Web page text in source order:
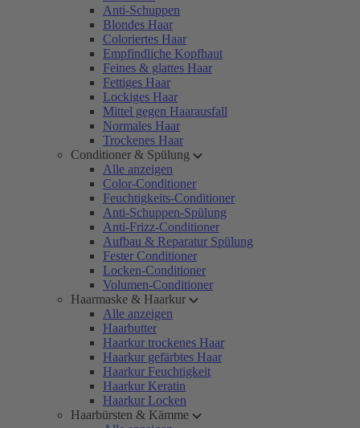
Anti-Schuppen
Blondes Haar
Coloriertes Haar
Empfindliche Kopfhaut
Feines & glattes Haar
Fettiges Haar
Lockiges Haar
Mittel gegen Haarausfall
Normales Haar
Trockenes Haar
Conditioner & Spülung
Alle anzeigen
Color-Conditioner
Feuchtigkeits-Conditioner
Anti-Schuppen-Spülung
Anti-Frizz-Conditioner
Aufbau & Reparatur Spülung
Fester Conditioner
Locken-Conditioner
Volumen-Conditioner
Haarmaske & Haarkur
Alle anzeigen
Haarbutter
Haarkur trockenes Haar
Haarkur gefärbtes Haar
Haarkur Feuchtigkeit
Haarkur Keratin
Haarkur Locken
Haarbürsten & Kämme